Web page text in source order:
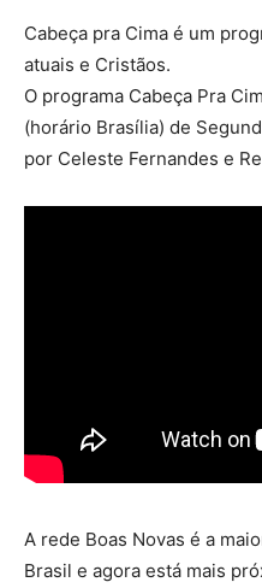
Cabeça pra Cima é um
atuais e Cristãos.
O programa Cabeça Pra
(horário Brasília) de
por Celeste Fernandes e
A rede Boas Novas é a
Brasil e agora está mais